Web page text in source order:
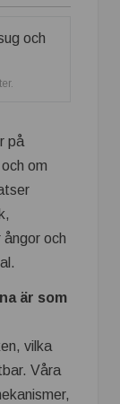
på
om
och
är som
vilka
Våra